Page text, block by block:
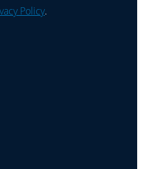
Policy.